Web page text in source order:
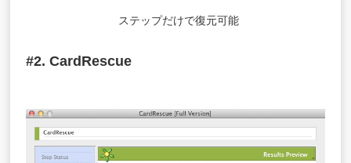
ステップだけで復元可能
#2. CardRescue